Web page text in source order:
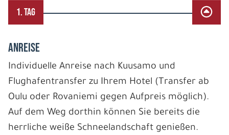
1. TAG
ANREISE
Individuelle Anreise nach Kuusamo und
Flughafentransfer zu Ihrem Hotel (Transfer ab
Oulu oder Rovaniemi gegen Aufpreis möglich).
Auf dem Weg dorthin können Sie bereits die
herrliche weiße Schneelandschaft genießen.